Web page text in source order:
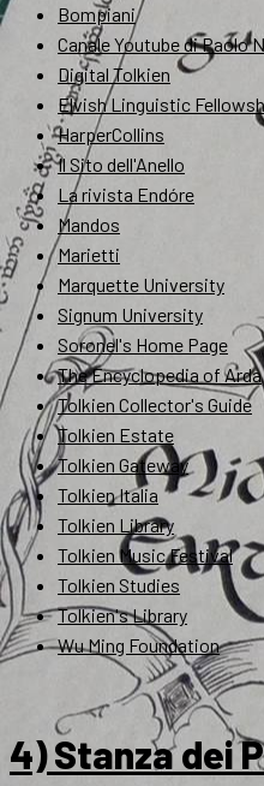
Bompiani
Canale Youtube di Paolo
Digital Tolkien
Elvish Linguistic
HarperCollins
Il Sito dell'Anello
La rivista Endóre
Mandos
Marietti
Marquette University
Signum University
Soronel's Home Page
The Encyclopedia of Arda
Tolkien Collector's Guide
Tolkien Estate
Tolkien Gateway
Tolkien Italia
Tolkien Library
Tolkien Music Festival
Tolkien Studies
Tolkien's Library
Wu Ming Foundation
4) Stanza dei